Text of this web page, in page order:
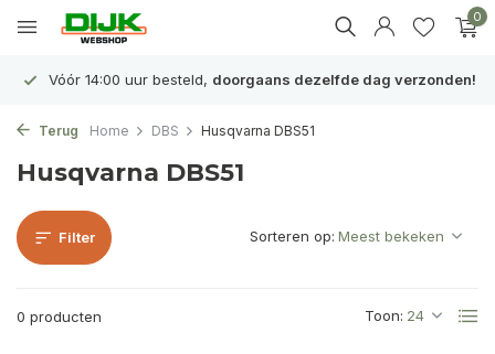
0
Vóór 14:00 uur besteld, doorgaans dezelfde dag verzonden!
Terug Home DBS Husqvarna DBS51
Husqvarna DBS51
Filter
0 producten Toon:
Sorteren op: